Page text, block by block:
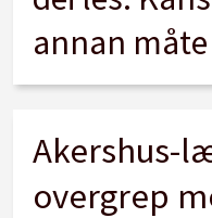
annan måte
Akershus-
overgrep